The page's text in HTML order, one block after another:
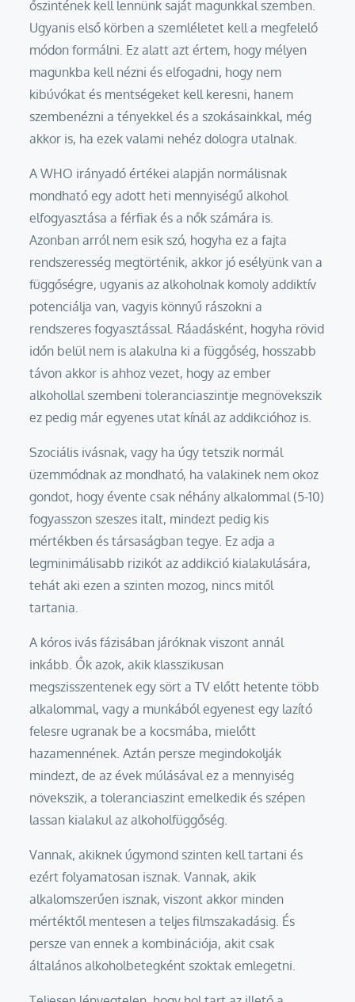
őszintének kell lennünk saját magunkkal szemben.
Ugyanis első körben a szemléletet kell a megfelelő
módon formálni. Ez alatt azt értem, hogy mélyen
magunkba kell nézni és elfogadni, hogy nem
kibúvókat és mentségeket kell keresni, hanem
szembenézni a tényekkel és a szokásainkkal, még
akkor is, ha ezek valami nehéz dologra utalnak.
A WHO irányadó értékei alapján normálisnak
mondható egy adott heti mennyiségű alkohol
elfogyasztása a férfiak és a nők számára is.
Azonban arról nem esik szó, hogyha ez a fajta
rendszeresség megtörténik, akkor jó esélyünk van a
függőségre, ugyanis az alkoholnak komoly addiktív
potenciálja van, vagyis könnyű rászokni a
rendszeres fogyasztással. Ráadásként, hogyha rövid
időn belül nem is alakulna ki a függőség, hosszabb
távon akkor is ahhoz vezet, hogy az ember
alkohollal szembeni toleranciaszintje megnövekszik
ez pedig már egyenes utat kínál az addikcióhoz is.
Szociális ivásnak, vagy ha úgy tetszik normál
üzemmódnak az mondható, ha valakinek nem okoz
gondot, hogy évente csak néhány alkalommal (5-10)
fogyasszon szeszes italt, mindezt pedig kis
mértékben és társaságban tegye. Ez adja a
legminimálisabb rizikót az addikció kialakulására,
tehát aki ezen a szinten mozog, nincs mitől
tartania.
A kóros ivás fázisában járóknak viszont annál
inkább. Ők azok, akik klasszikusan
megszisszentenek egy sört a TV előtt hetente több
alkalommal, vagy a munkából egyenest egy lazító
felesre ugranak be a kocsmába, mielőtt
hazamennének. Aztán persze megindokolják
mindezt, de az évek múlásával ez a mennyiség
növekszik, a toleranciaszint emelkedik és szépen
lassan kialakul az alkoholfüggőség.
Vannak, akiknek úgymond szinten kell tartani és
ezért folyamatosan isznak. Vannak, akik
alkalomszerűen isznak, viszont akkor minden
mértéktől mentesen a teljes filmszakadásig. És
persze van ennek a kombinációja, akit csak
általános alkoholbetegként szoktak emlegetni.